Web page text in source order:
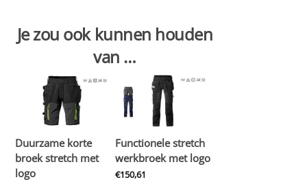
Je zou ook kunnen houden
van …
Duurzame korte
broek stretch met
logo
Functionele stretch
werkbroek met logo
€150,61